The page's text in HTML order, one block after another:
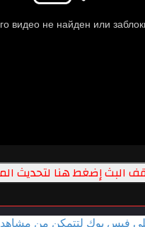
البث إضغط هنا لتحديث
فيس بوك لتتمكن من